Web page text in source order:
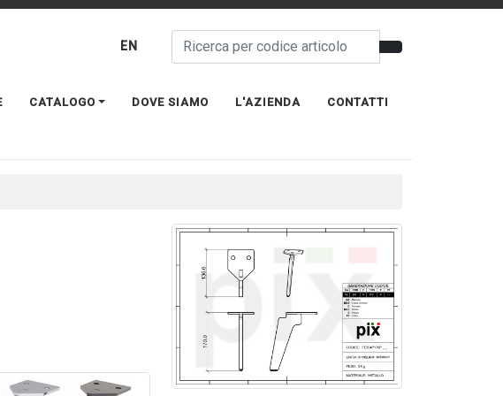
EN
CATALOGO DOVE SIAMO L'AZIENDA CONTATTI